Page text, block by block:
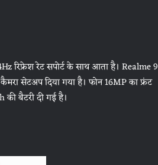
रिफ्रेश रेट सपोर्ट के साथ आता है। Realme 9
सेटअप दिया गया है। फोन 16MP का फ्रंट
बैटरी दी गई है।